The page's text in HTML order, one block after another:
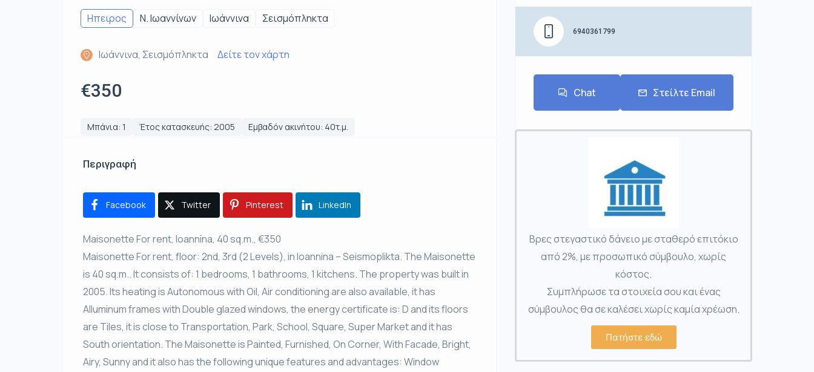
Ηπειρος Ν. Ιωαννίνων Ιωάννινα Σεισμόπληκτα
Ιωάννινα, Σεισμόπληκτα Δείτε τον χάρτη
€350
Μπάνια: 1 Έτος κατασκευής: 2005 Εμβαδόν ακινήτου: 40τ.μ.
Περιγραφή
Facebook Twitter Pinterest LinkedIn
Maisonette For rent, Ioannina, 40 sq.m., €350
Maisonette For rent, floor: 2nd, 3rd (2 Levels), in Ioannina – Seismoplikta. The Maisonette
is 40 sq.m.. It consists of: 1 bedrooms, 1 bathrooms, 1 kitchens. The property was built in
2005. Its heating is Autonomous with Oil, Air conditioning are also available, it has
Alluminum frames with Double glazed windows, the energy certificate is: D and its floors
are Tiles, it is close to Transportation, Park, School, Square, Super Market and it has
South orientation. The Maisonette is Painted, Furnished, On Corner, With Facade, Bright,
Airy, Sunny and it also has the following unique features and advantages: Window
6940361799
Chat Στείλτε Email
Βρες στεγαστικό δάνειο με σταθερό επιτόκιο
από 2%, με προσωπικό σύμβουλο, χωρίς
κόστος.
Συμπλήρωσε τα στοιχεία σου και ένας
σύμβουλος θα σε καλέσει χωρίς καμία χρέωση.
Πατήστε εδώ